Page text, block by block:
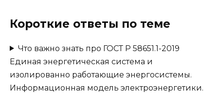
Короткие ответы по теме
Что важно знать про ГОСТ Р 58651.1-2019
Единая энергетическая система и
изолированно работающие энергосистемы.
Информационная модель электроэнергетики.